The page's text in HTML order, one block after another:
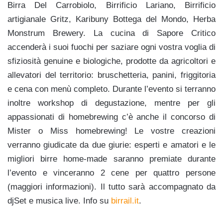
Birra Del Carrobiolo, Birrificio Lariano, Birrificio
artigianale Gritz, Karibuny Bottega del Mondo, Herba
Monstrum Brewery. La cucina di Sapore Critico
accenderà i suoi fuochi per saziare ogni vostra voglia di
sfiziosità genuine e biologiche, prodotte da agricoltori e
allevatori del territorio: bruschetteria, panini, friggitoria
e cena con menù completo. Durante l’evento si terranno
inoltre workshop di degustazione, mentre per gli
appassionati di homebrewing c’è anche il concorso di
Mister o Miss homebrewing! Le vostre creazioni
verranno giudicate da due giurie: esperti e amatori e le
migliori birre home-made saranno premiate durante
l’evento e vinceranno 2 cene per quattro persone
(maggiori informazioni). Il tutto sarà accompagnato da
djSet e musica live. Info su birrail.it.